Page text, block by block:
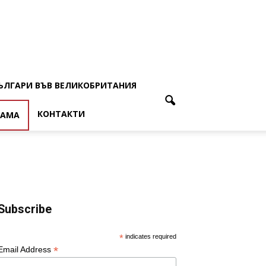
ВЪВ ВЕЛИКОБРИТАНИЯ
КОНТАКТИ
* indicates required
Address *